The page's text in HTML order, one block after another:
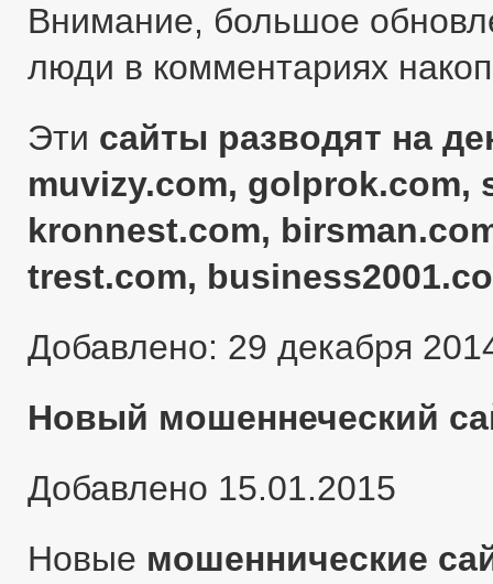
Внимание, большое
люди в комментариях
Эти сайты разводят на
muvizy.com, golprok.com,
kronnest.com,
trest.com,
Добавлено: 29 декабря
Новый мошеннеческий
Добавлено 15.01.2015
Новые мошеннические